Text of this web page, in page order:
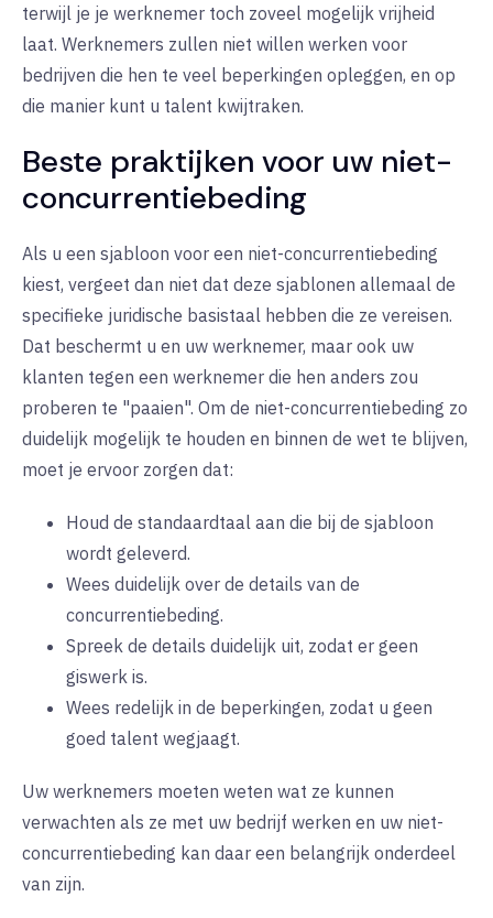
terwijl je je werknemer toch zoveel mogelijk vrijheid
laat. Werknemers zullen niet willen werken voor
bedrijven die hen te veel beperkingen opleggen, en op
die manier kunt u talent kwijtraken.
Beste praktijken voor uw niet-
concurrentiebeding
Als u een sjabloon voor een niet-concurrentiebeding
kiest, vergeet dan niet dat deze sjablonen allemaal de
specifieke juridische basistaal hebben die ze vereisen.
Dat beschermt u en uw werknemer, maar ook uw
klanten tegen een werknemer die hen anders zou
proberen te "paaien". Om de niet-concurrentiebeding zo
duidelijk mogelijk te houden en binnen de wet te blijven,
moet je ervoor zorgen dat:
Houd de standaardtaal aan die bij de sjabloon
wordt geleverd.
Wees duidelijk over de details van de
concurrentiebeding.
Spreek de details duidelijk uit, zodat er geen
giswerk is.
Wees redelijk in de beperkingen, zodat u geen
goed talent wegjaagt.
Uw werknemers moeten weten wat ze kunnen
verwachten als ze met uw bedrijf werken en uw niet-
concurrentiebeding kan daar een belangrijk onderdeel
van zijn.